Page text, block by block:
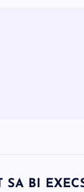
BI